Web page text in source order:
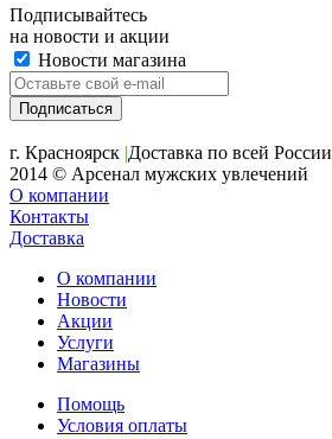
Подписывайтесь
на новости и акции
Новости магазина
г. Красноярск |Доставка по всей России
2014 © Арсенал мужских увлечений
О компании
Контакты
Доставка
О компании
Новости
Акции
Услуги
Магазины
Помощь
Условия оплаты